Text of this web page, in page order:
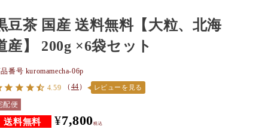
豆茶 国産 送料無料【大粒、北海
産】 200g ×6袋セット
番号 kuromamecha-06p
4.59
（ 44 ） レビューを見る
配便
¥7,800税込